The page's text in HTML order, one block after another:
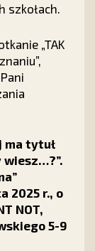
„TAK
ma tytuł
wiesz…?”.
2025 r., o
NOT,
5-9